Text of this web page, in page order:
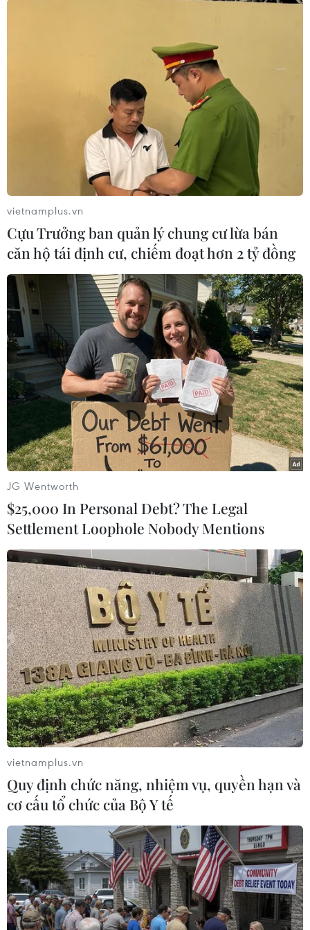
#Bắc Phi
#Trung Đông
#Xung đột Israel
Mỹ
Theo dõi VietnamPlus
TIN CÙNG CHUYÊN MỤC
Thượng viện Mỹ thông qua luật ngân
sách tránh nguy cơ chính phủ đóng
cửa
08/08/2026 13:31
Thượng viện Mỹ thông qua dự luật
trừng phạt Nga
Canada, Mỹ đàm phán thỏa thuận
thương mại tạm thời nhằm hạ nhiệt
căng thẳng
07/08/2026 23:53
Tổng thống đắc cử của Colombia
Abelardo De La Espriella nhậm chức
07/08/2026 23:12
Mỹ chi hơn 2,2 tỷ USD mua thêm 4
trung tâm giam giữ người nhập cư
trái phép
07/08/2026 22:47
Canada áp dụng biện pháp tự vệ tạm
thời với tủ gỗ và tủ lavabo nhập khẩu
07/08/2026 14:52
vietnamplus.vn
Cựu Trưởng ban quản lý chung cư lừa bán
căn hộ tái định cư, chiếm đoạt hơn 2 tỷ đồng
JG Wentworth
$25,000 In Personal Debt? The Legal
Settlement Loophole Nobody Mentions
vietnamplus.vn
Quy định chức năng, nhiệm vụ, quyền hạn và
cơ cấu tổ chức của Bộ Y tế